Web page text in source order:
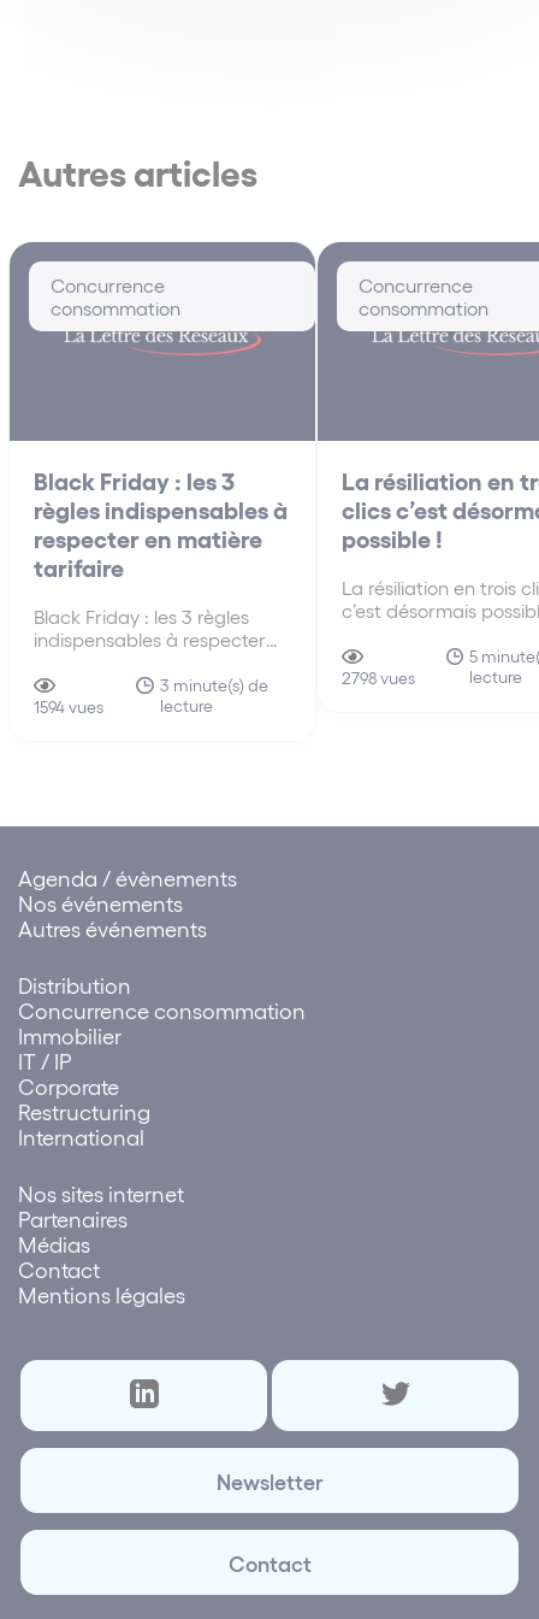
Autres articles
Concurrence
consommation
Black Friday : les 3
règles indispensables à
respecter en matière
tarifaire
Black Friday : les 3 règles
indispensables à respecter
« Black Friday » (ou
« vendredi noir » en français)
(le dernier…
1594 vues
3 minute(s) de
lecture
Concurrence
consommation
La résiliation en
clics c’est
possible !
La résiliation en trois
c’est désormais
respecter les
réglementation
2798 vues
5
lecture
Agenda / évènements
Nos événements
Autres événements
Distribution
Concurrence consommation
Immobilier
IT / IP
Corporate
Restructuring
International
Nos sites internet
Partenaires
Médias
Contact
Mentions légales
Newsletter
Contact